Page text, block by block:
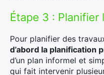
Étape 3 : Planifier
Pour planifier des
d’abord la planification
d’un plan informel et
qui fait intervenir